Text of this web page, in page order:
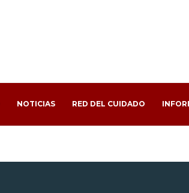
NOTICIAS RED DEL CUIDADO